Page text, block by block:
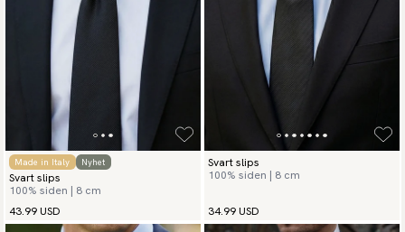
Made in Italy Nyhet
Svart slips
100% siden | 8 cm
43.99 USD
Svart slips
100% siden | 8 cm
34.99 USD